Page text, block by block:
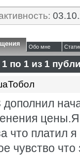
Обо мне
по 1 из 1
дополнил
цены.Я
что платил
чувство